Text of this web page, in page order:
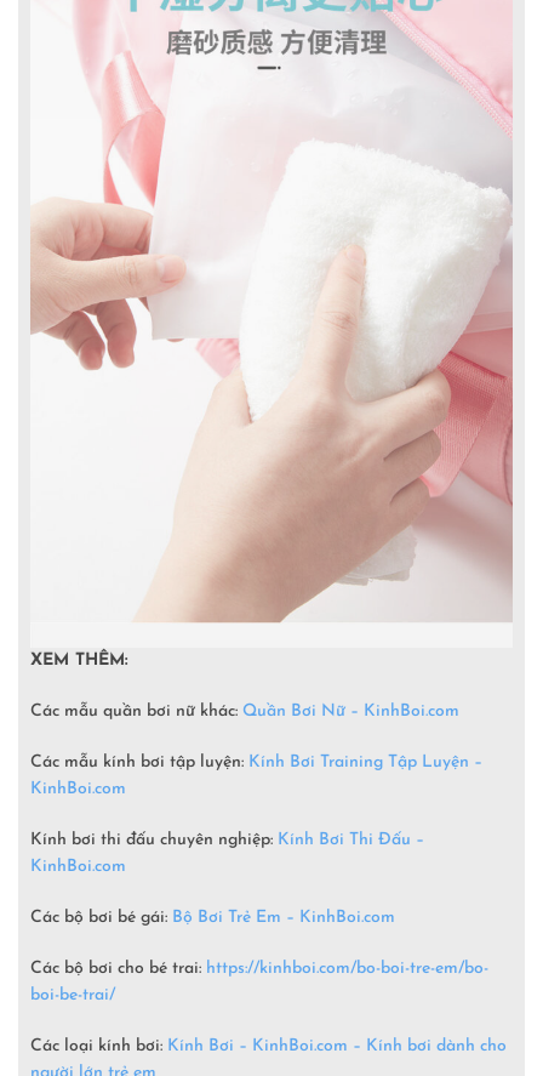
XEM THÊM:
Các mẫu quần bơi nữ khác: Quần Bơi Nữ – KinhBoi.com
Các mẫu kính bơi tập luyện: Kính Bơi Training Tập Luyện –
KinhBoi.com
Kính bơi thi đấu chuyên nghiệp: Kính Bơi Thi Đấu –
KinhBoi.com
Các bộ bơi bé gái: Bộ Bơi Trẻ Em – KinhBoi.com
Các bộ bơi cho bé trai: https://kinhboi.com/bo-boi-tre-em/bo-
boi-be-trai/
Các loại kính bơi: Kính Bơi – KinhBoi.com – Kính bơi dành cho